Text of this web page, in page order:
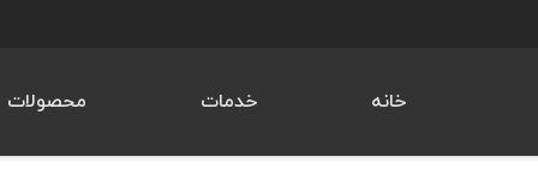
خانه خدمات محصولات